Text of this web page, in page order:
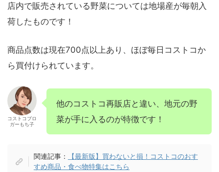
店内で販売されている野菜については地場産が毎朝入
荷したものです！
商品点数は現在700点以上あり、ほぼ毎日コストコか
ら買付けられています。
コストコブロ
ガーもち子
他のコストコ再販店と違い、地元の野
菜が手に入るのが特徴です！
関連記事：
【最新版】買わないと損！コストコのおす
すめ商品・食べ物特集はこちら